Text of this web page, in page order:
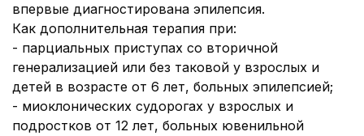
впервые диагностирована эпилепсия.
Как дополнительная терапия при:
- парциальных приступах со вторичной
генерализацией или без таковой у взрослых и
детей в возрасте от 6 лет, больных эпилепсией;
- миоклонических судорогах у взрослых и
подростков от 12 лет, больных ювенильной